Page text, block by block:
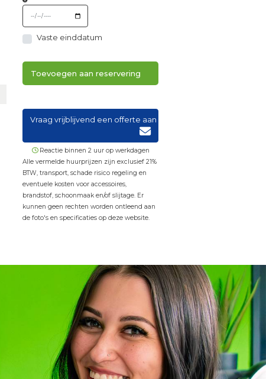
Vaste einddatum
Toevoegen aan reservering
Vraag vrijblijvend een offerte aan
Reactie binnen 2 uur op werkdagen
Alle vermelde huurprijzen zijn exclusief 21%
BTW, transport, schade risico regeling en
eventuele kosten voor accessoires,
brandstof, schoonmaak en/of slijtage. Er
kunnen geen rechten worden ontleend aan
de foto's en specificaties op deze website.